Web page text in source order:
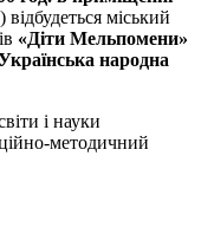
міський
«Діти Мельпомени»
народна
і науки
методичний